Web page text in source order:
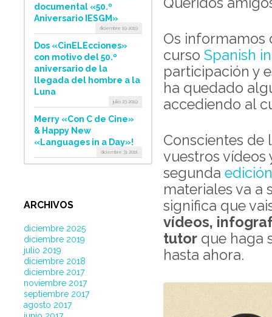
documental «50.º
Aniversario IESGM»
diciembre 19 2019
Dos «CinELEcciones»
con motivo del 50.º
aniversario de la
llegada del hombre a la
Luna
julio 23 2019
Merry «Con C de Cine»
& Happy New
«Languages in a Day»!
diciembre 31 2018
ARCHIVOS
diciembre 2025
diciembre 2019
julio 2019
diciembre 2018
diciembre 2017
noviembre 2017
septiembre 2017
agosto 2017
Os informamos
cursoSpanish
participación y
ha quedado
accediendo al
Conscientes de
vuestros
segunda
materialesva a
significa que
vídeos,
tutor que haga
hasta ahora.